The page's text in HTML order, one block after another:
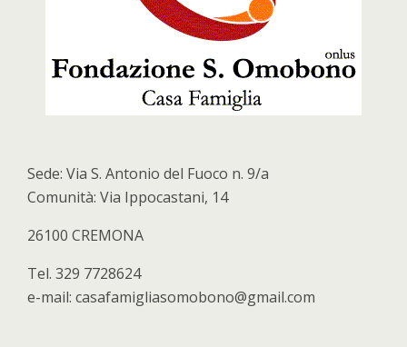
Sede: Via S. Antonio del Fuoco n. 9/a
Comunità: Via Ippocastani, 14
26100 CREMONA
Tel. 329 7728624
e-mail: casafamigliasomobono@gmail.com